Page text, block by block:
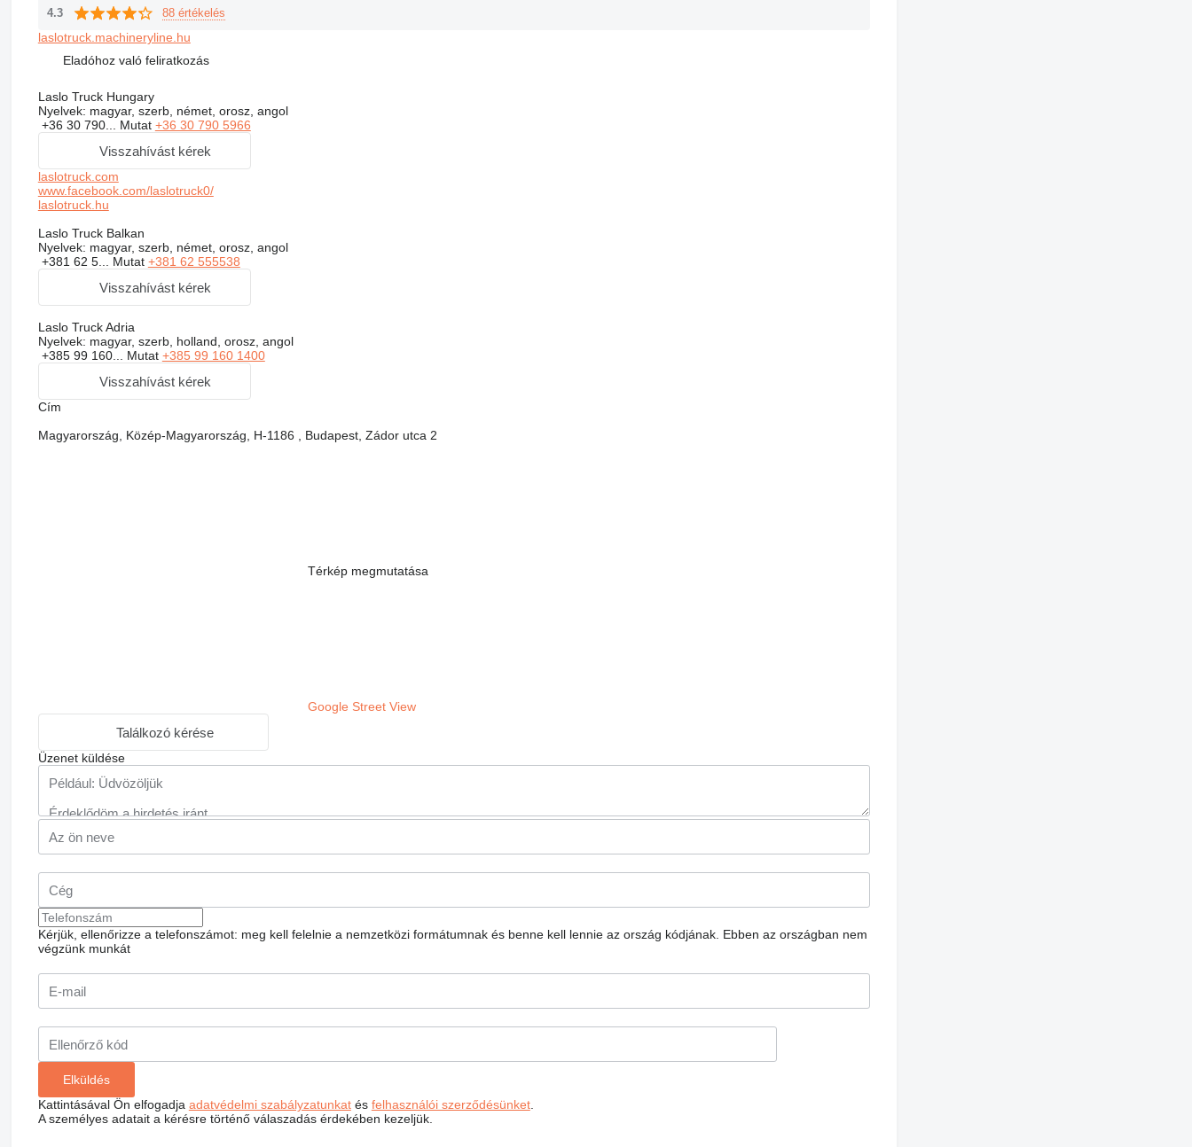
4.3 88 értékelés
laslotruck.machineryline.hu
Eladóhoz való feliratkozás
Laslo Truck Hungary
Nyelvek: magyar, szerb, német, orosz, angol
+36 30 790... Mutat +36 30 790 5966
Visszahívást kérek
laslotruck.com
www.facebook.com/laslotruck0/
laslotruck.hu
Laslo Truck Balkan
Nyelvek: magyar, szerb, német, orosz, angol
+381 62 5... Mutat +381 62 555538
Visszahívást kérek
Laslo Truck Adria
Nyelvek: magyar, szerb, holland, orosz, angol
+385 99 160... Mutat +385 99 160 1400
Visszahívást kérek
Сím
Magyarország, Közép-Magyarország, H-1186 , Budapest, Zádor utca 2
Térkép megmutatása
Google Street View
Találkozó kérése
Üzenet küldése
Kérjük, ellenőrizze a telefonszámot: meg kell felelnie a nemzetközi formátumnak és benne kell lennie az ország kódjának. Ebben az országban nem
végzünk munkát
Kattintásával Ön elfogadja adatvédelmi szabályzatunkatés felhasználói szerződésünket.
A személyes adatait a kérésre történő válaszadás érdekében kezeljük.